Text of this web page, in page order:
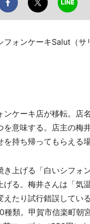
ォンケーキSalut（サ
ケーキ店が移転。店
意味する。店主の梅
持ち帰ってもらえる
上げる「白いシフォ
る。梅井さんは「気
たり試行錯誤してい
類。甲賀市信楽町朝